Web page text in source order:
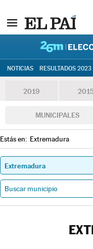
NOTICIAS RESULTADOS 2023
2019
MUNICIPALES
Estás en: Extremadura